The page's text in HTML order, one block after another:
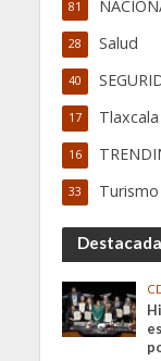
81
Salud
28
40
Tlaxcala
17
16
Turismo
33